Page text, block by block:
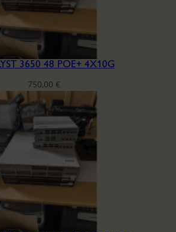
3650 48 POE+ 4X10G
750,00 €